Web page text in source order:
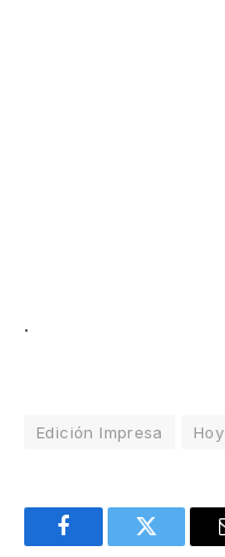
.
Edición Impresa Hoy
FacebookTwitter